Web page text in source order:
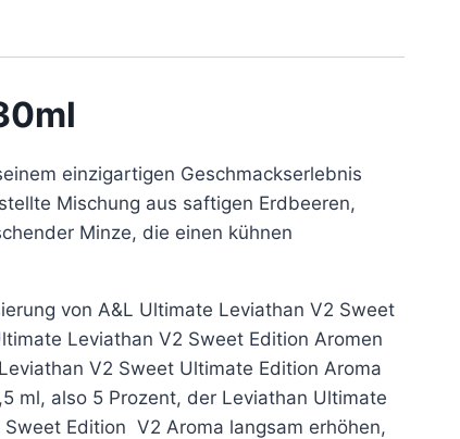
einzigartigen Geschmackserlebnis
Mischung aus saftigen Erdbeeren,
Minze, die einen kühnen
von A&L Ultimate Leviathan V2 Sweet
Leviathan V2 Sweet Edition Aromen
V2 Sweet Ultimate Edition Aroma
ml, also 5 Prozent, der Leviathan Ultimate
Edition V2 Aroma langsam erhöhen,